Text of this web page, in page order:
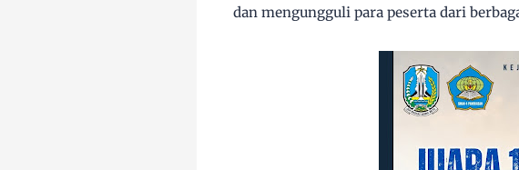
dan mengungguli para peserta dari